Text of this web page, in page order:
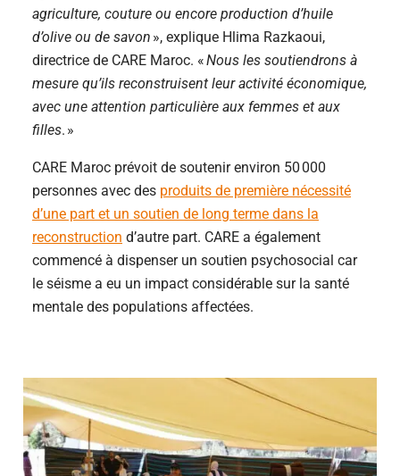
agriculture, couture ou encore production d’huile
d’olive ou de savon », explique Hlima Razkaoui,
directrice de CARE Maroc. «Nous les soutiendrons à
mesure qu’ils reconstruisent leur activité économique,
avec une attention particulière aux femmes et aux
filles. »
CARE Maroc prévoit de soutenir environ 50 000
personnes avec des produits de première nécessité
d’une part et un soutien de long terme dans la
reconstruction d’autre part. CARE a également
commencé à dispenser un soutien psychosocial car
le séisme a eu un impact considérable sur la santé
mentale des populations affectées.